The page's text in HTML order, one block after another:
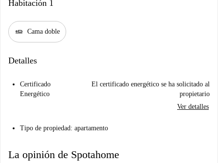
Habitación 1
airline_seat_flat Cama doble
Detalles
Certificado
Energético
El certificado energético se ha solicitado al
propietario
Ver detalles
Tipo de propiedad: apartamento
La opinión de Spotahome